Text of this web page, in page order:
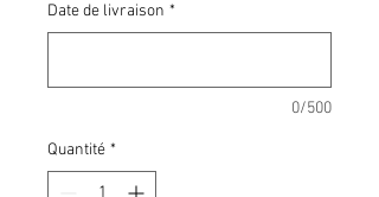
Date de livraison *
0/500
Quantité *